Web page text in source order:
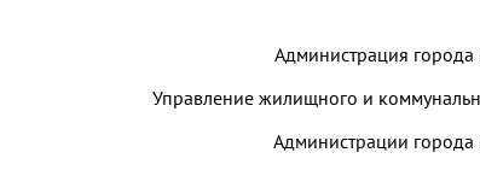
Администрация
Управление жилищного и
Администрации